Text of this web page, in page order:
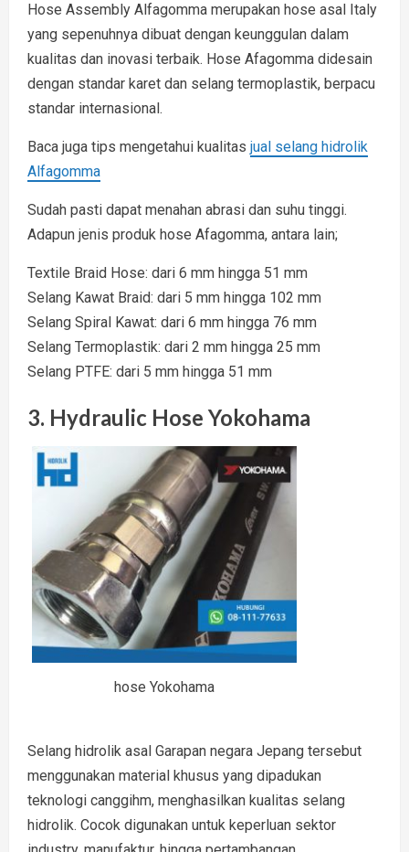
Hose Assembly Alfagomma merupakan hose asal Italy
yang sepenuhnya dibuat dengan keunggulan dalam
kualitas dan inovasi terbaik. Hose Afagomma didesain
dengan standar karet dan selang termoplastik, berpacu
standar internasional.
Baca juga tips mengetahui kualitas jual selang hidrolik
Alfagomma
Sudah pasti dapat menahan abrasi dan suhu tinggi.
Adapun jenis produk hose Afagomma, antara lain;
Textile Braid Hose: dari 6 mm hingga 51 mm
Selang Kawat Braid: dari 5 mm hingga 102 mm
Selang Spiral Kawat: dari 6 mm hingga 76 mm
Selang Termoplastik: dari 2 mm hingga 25 mm
Selang PTFE: dari 5 mm hingga 51 mm
3. Hydraulic Hose Yokohama
hose Yokohama
Selang hidrolik asal Garapan negara Jepang tersebut
menggunakan material khusus yang dipadukan
teknologi canggihm, menghasilkan kualitas selang
hidrolik. Cocok digunakan untuk keperluan sektor